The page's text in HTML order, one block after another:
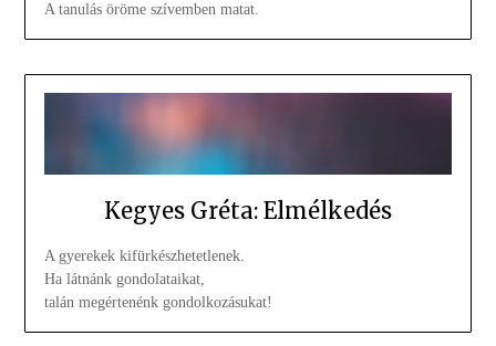
A tanulás öröme szívemben matat.
Kegyes Gréta: Elmélkedés
A gyerekek kifürkészhetetlenek.
Ha látnánk gondolataikat,
talán megértenénk gondolkozásukat!